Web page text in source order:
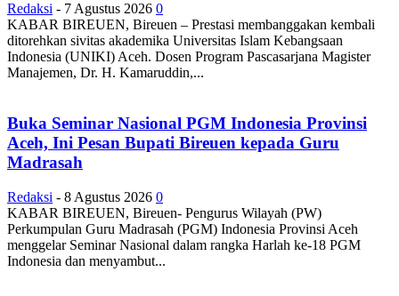
Redaksi - 7 Agustus 2026 0
KABAR BIREUEN, Bireuen – Prestasi membanggakan kembali
ditorehkan sivitas akademika Universitas Islam Kebangsaan
Indonesia (UNIKI) Aceh. Dosen Program Pascasarjana Magister
Manajemen, Dr. H. Kamaruddin,...
Buka Seminar Nasional PGM Indonesia Provinsi
Aceh, Ini Pesan Bupati Bireuen kepada Guru
Madrasah
Redaksi - 8 Agustus 2026 0
KABAR BIREUEN, Bireuen- Pengurus Wilayah (PW)
Perkumpulan Guru Madrasah (PGM) Indonesia Provinsi Aceh
menggelar Seminar Nasional dalam rangka Harlah ke-18 PGM
Indonesia dan menyambut...